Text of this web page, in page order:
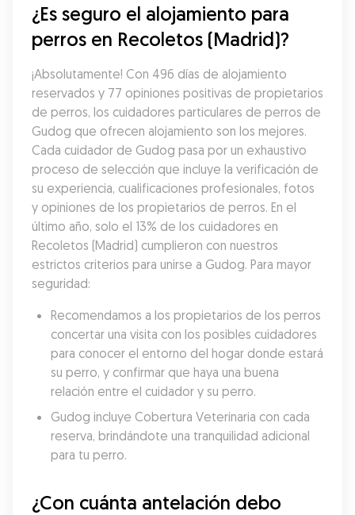
¿Es seguro el alojamiento para
perros en Recoletos (Madrid)?
¡Absolutamente! Con 496 días de alojamiento
reservados y 77 opiniones positivas de propietarios
de perros, los cuidadores particulares de perros de
Gudog que ofrecen alojamiento son los mejores.
Cada cuidador de Gudog pasa por un exhaustivo
proceso de selección que incluye la verificación de
su experiencia, cualificaciones profesionales, fotos
y opiniones de los propietarios de perros. En el
último año, solo el 13% de los cuidadores en
Recoletos (Madrid) cumplieron con nuestros
estrictos criterios para unirse a Gudog. Para mayor
seguridad:
Recomendamos a los propietarios de los perros
concertar una visita con los posibles cuidadores
para conocer el entorno del hogar donde estará
su perro, y confirmar que haya una buena
relación entre el cuidador y su perro.
Gudog incluye Cobertura Veterinaria con cada
reserva, brindándote una tranquilidad adicional
para tu perro.
¿Con cuánta antelación debo